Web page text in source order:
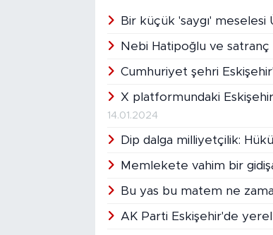
Bir küçük 'saygı'
Nebi Hatipoğlu ve satranç
Cumhuriyet şehri
X platformundaki
14.01.2024
Dip dalga milliyetçilik:
Memlekete vahim bir
Bu yas bu matem ne
AK Parti Eskişehir'de